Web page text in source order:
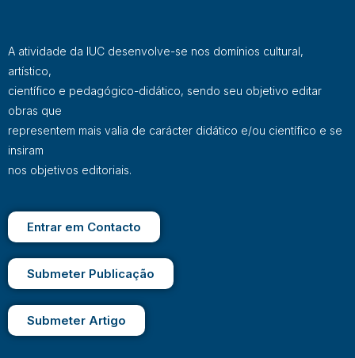
A atividade da IUC desenvolve-se nos domínios cultural,
artístico,
científico e pedagógico-didático, sendo seu objetivo editar
obras que
representem mais valia de carácter didático e/ou científico e se
insiram
nos objetivos editoriais.
Entrar em Contacto
Submeter Publicação
Submeter Artigo